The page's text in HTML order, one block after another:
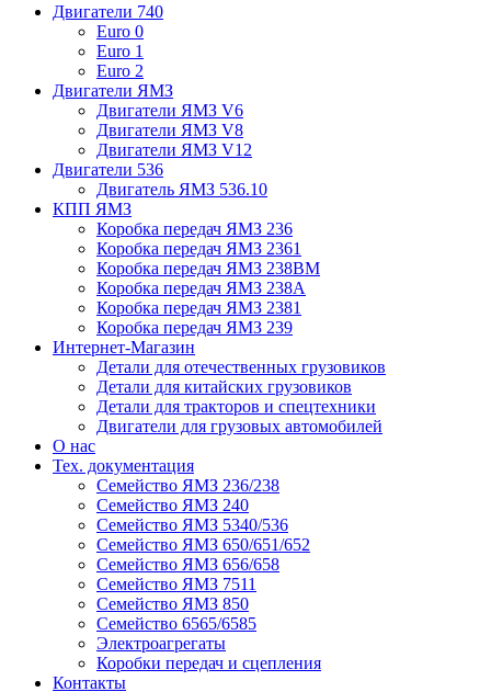
Двигатели 740
Euro 0
Euro 1
Euro 2
Двигатели ЯМЗ
Двигатели ЯМЗ V6
Двигатели ЯМЗ V8
Двигатели ЯМЗ V12
Двигатели 536
Двигатель ЯМЗ 536.10
КПП ЯМЗ
Коробка передач ЯМЗ 236
Коробка передач ЯМЗ 2361
Коробка передач ЯМЗ 238ВМ
Коробка передач ЯМЗ 238А
Коробка передач ЯМЗ 2381
Коробка передач ЯМЗ 239
Интернет-Магазин
Детали для отечественных грузовиков
Детали для китайских грузовиков
Детали для тракторов и спецтехники
Двигатели для грузовых автомобилей
О нас
Тех. документация
Семейство ЯМЗ 236/238
Семейство ЯМЗ 240
Семейство ЯМЗ 5340/536
Семейство ЯМЗ 650/651/652
Семейство ЯМЗ 656/658
Семейство ЯМЗ 7511
Семейство ЯМЗ 850
Семейство 6565/6585
Электроагрегаты
Коробки передач и сцепления
Контакты